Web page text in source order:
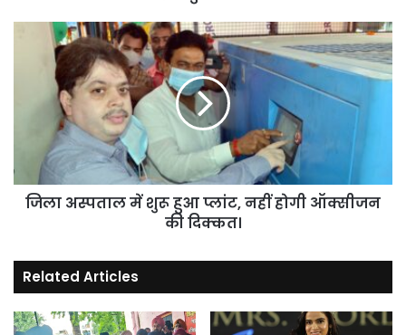
अस्पताल
ऑक्सीजन
कीजिला अस्पताल में शुरू हुआ प्लांट, नहीं होगी ऑक्सीजन
की दिक्कत।
Related Articles